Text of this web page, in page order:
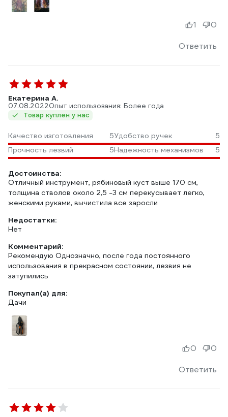
Ответить
1 0
Екатерина А.
07.08.2022Опыт использования: Более года
Товар куплен у нас
Качество изготовления 5Удобство ручек
5
Прочность лезвий
5Надежность механизмов 5
Достоинства:
Отличный инструмент, рябиновый куст выше 170 см,
толщина стволов около 2,5 -3 см перекусывает легко,
женскими руками, вычистила все заросли
Недостатки:
Нет
Комментарий:
Рекомендую Однозначно, после года постоянного
использования в прекрасном состоянии, лезвия не
затупились
Покупал(а) для:
Дачи
Ответить
0 0